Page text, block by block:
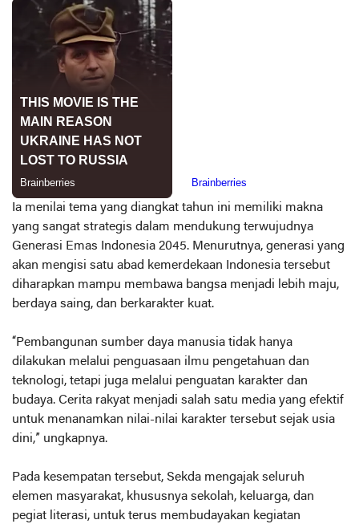
Ia menilai tema yang diangkat tahun ini memiliki makna
yang sangat strategis dalam mendukung terwujudnya
Generasi Emas Indonesia 2045. Menurutnya, generasi yang
akan mengisi satu abad kemerdekaan Indonesia tersebut
diharapkan mampu membawa bangsa menjadi lebih maju,
berdaya saing, dan berkarakter kuat.
“Pembangunan sumber daya manusia tidak hanya
dilakukan melalui penguasaan ilmu pengetahuan dan
teknologi, tetapi juga melalui penguatan karakter dan
budaya. Cerita rakyat menjadi salah satu media yang efektif
untuk menanamkan nilai-nilai karakter tersebut sejak usia
dini,” ungkapnya.
Pada kesempatan tersebut, Sekda mengajak seluruh
elemen masyarakat, khususnya sekolah, keluarga, dan
pegiat literasi, untuk terus membudayakan kegiatan